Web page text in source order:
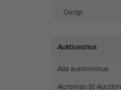
Övrigt
Auktionshus
Alla auktionshus
Acreman St